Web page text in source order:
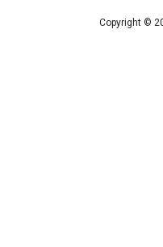
Copyright ©